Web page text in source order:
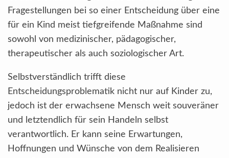
Fragestellungen bei so einer Entscheidung über eine
für ein Kind meist tiefgreifende Maßnahme sind
sowohl von medizinischer, pädagogischer,
therapeutischer als auch soziologischer Art.
Selbstverständlich trifft diese
Entscheidungsproblematik nicht nur auf Kinder zu,
jedoch ist der erwachsene Mensch weit souveräner
und letztendlich für sein Handeln selbst
verantwortlich. Er kann seine Erwartungen,
Hoffnungen und Wünsche von dem Realisieren